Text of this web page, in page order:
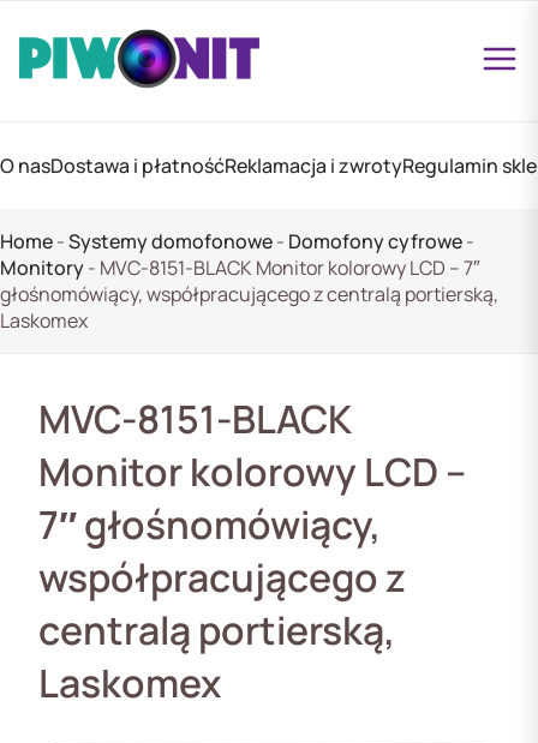
O nasDostawa i płatnośćReklamacja i zwrotyRegulamin
Home-Systemy domofonowe- Domofony cyfrowe-
Monitory- MVC-8151-BLACK Monitor kolorowy LCD – 7″
głośnomówiący, współpracującego z centralą portierską,
Laskomex
MVC-8151-BLACK
Monitor kolorowy LCD –
7″ głośnomówiący,
współpracującego z
centralą portierską,
Laskomex